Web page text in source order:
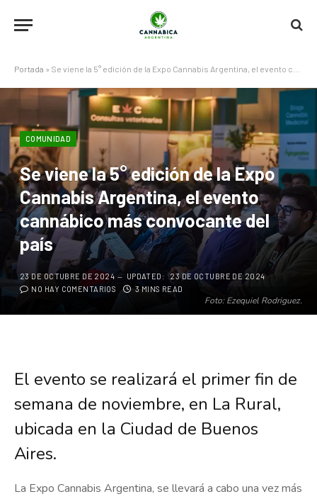
Portada » Se viene la 5° edición de la Expo Cannabis Argentina, el evento cannábico más convocante del país
Foto: Ezequiel Rodriguez.
COMUNIDAD
Se viene la 5° edición de la Expo
Cannabis Argentina, el evento
cannábico más convocante del
país
23 DE OCTUBRE DE 2024 UPDATED:
23 DE OCTUBRE DE 2024
NO HAY COMENTARIOS
3 MINS READ
El evento se realizará el primer fin de
semana de noviembre, en La Rural,
ubicada en la Ciudad de Buenos
Aires.
La Expo Cannabis Argentina, se llevará a cabo una vez más